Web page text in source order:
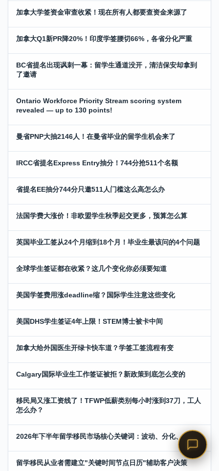
加拿大学签资金审查收紧！现在所有人都要查资金来源了
加拿大Q1新PR降20%！印度学签腰切66%，各省分化严重
BC省提名出现讽刺一幕：留学生通道没开，清洁保安却拿到
了邀请
Ontario Workforce Priority Stream scoring system
revealed — up to 130 points!
曼省PNP大抽2146人！在曼省毕业的留学生机会来了
IRCC省提名Express Entry抽分！744分抢511个名额
省提名EE抽分744分只邀511人门槛这么高怎么办
法国学费大涨价！非欧盟学生秋季起交更多，预算怎么算
英国毕业工签从24个月缩到18个月！毕业生最该问的4个问题
全球学生签证都在收紧？这几个变化你必须要知道
美国学签费用涨deadline缩？国际学生注意这些变化
美国DHS学生签证4年上限！STEM博士被卡中间
加拿大给外国医生开绿卡快车道？学签工签流程有变
Calgary国际毕业生工作签证被拒？新政策到底怎么变的
移民局又涨工资线了！TFWP低薪类别每小时涨到37刀，工人
怎么办？
2026年下半年留学移民市场核心关键词：波动、分化、精准
留学移民从业者需建立"关键时间节点日历"辅助客户决策